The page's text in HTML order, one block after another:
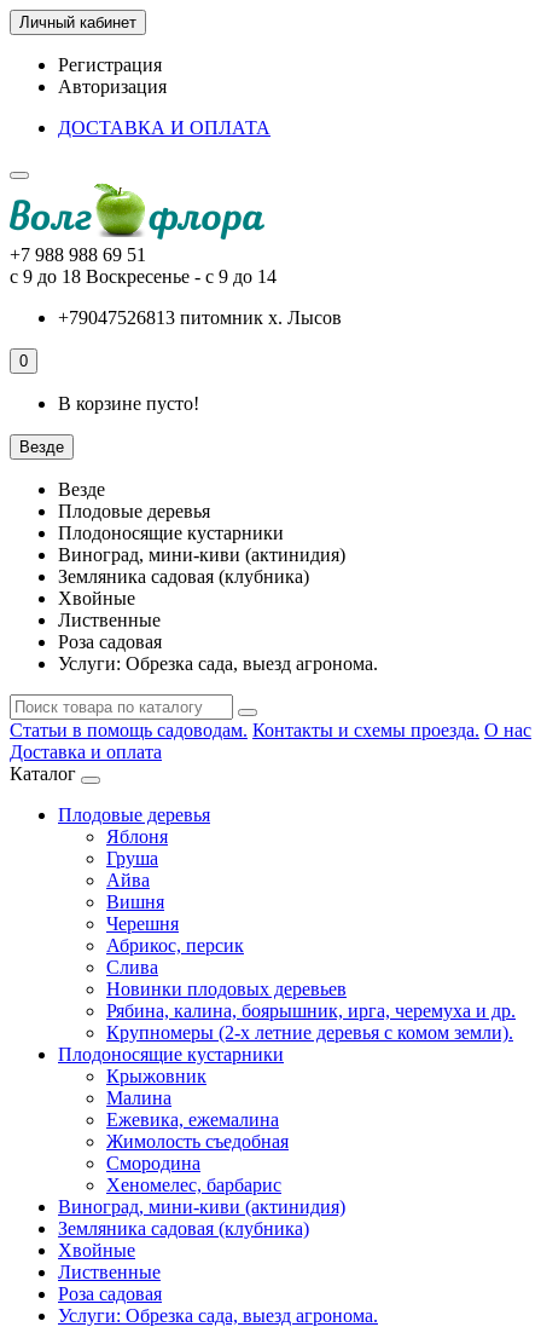
Личный кабинет
Регистрация
Авторизация
ДОСТАВКА И ОПЛАТА
+7 988 988 69 51
с 9 до 18 Воскресенье - с 9 до 14
+79047526813 питомник х. Лысов
0
В корзине пусто!
Везде
Везде
Плодовые деревья
Плодоносящие кустарники
Виноград, мини-киви (актинидия)
Земляника садовая (клубника)
Хвойные
Лиственные
Роза садовая
Услуги: Обрезка сада, выезд агронома.
Статьи в помощь садоводам. Контакты и схемы проезда. О нас
Доставка и оплата
Каталог
Плодовые деревья
Яблоня
Груша
Айва
Вишня
Черешня
Абрикос, персик
Слива
Новинки плодовых деревьев
Рябина, калина, боярышник, ирга, черемуха и др.
Крупномеры (2-х летние деревья с комом земли).
Плодоносящие кустарники
Крыжовник
Малина
Ежевика, ежемалина
Жимолость съедобная
Смородина
Хеномелес, барбарис
Виноград, мини-киви (актинидия)
Земляника садовая (клубника)
Хвойные
Лиственные
Роза садовая
Услуги: Обрезка сада, выезд агронома.